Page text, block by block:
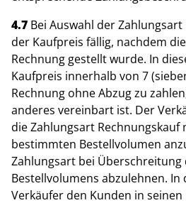
4.7 Bei Auswahl der
der Kaufpreis fällig, nachdem
Rechnung gestellt wurde. In
Kaufpreis innerhalb von 7
Rechnung ohne Abzug zu
anderes vereinbart ist. Der
die Zahlungsart Rechnungskauf
bestimmten Bestellvolumen
Zahlungsart bei Überschreitung
Bestellvolumens abzulehnen. In
Verkäufer den Kunden in seinen